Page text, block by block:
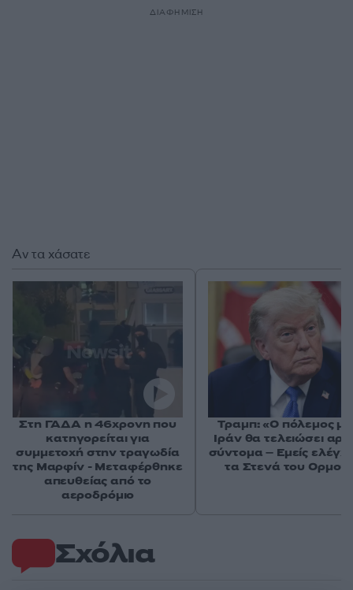
ΔΙΑΦΗΜΙΣΗ
Σχόλια
Αν τα χάσατε
Στη ΓΑΔΑ η 46χρονη που
κατηγορείται για
συμμετοχή στην τραγωδία
της Μαρφίν - Μεταφέρθηκε
απευθείας από το
αεροδρόμιο
Τραμπ: «Ο πόλεμος με
Ιράν θα τελειώσει
σύντομα – Εμείς
τα Στενά του